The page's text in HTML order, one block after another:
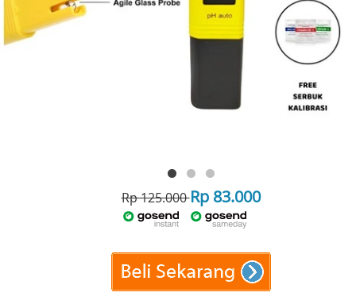
Rp 125.000Rp 83.000